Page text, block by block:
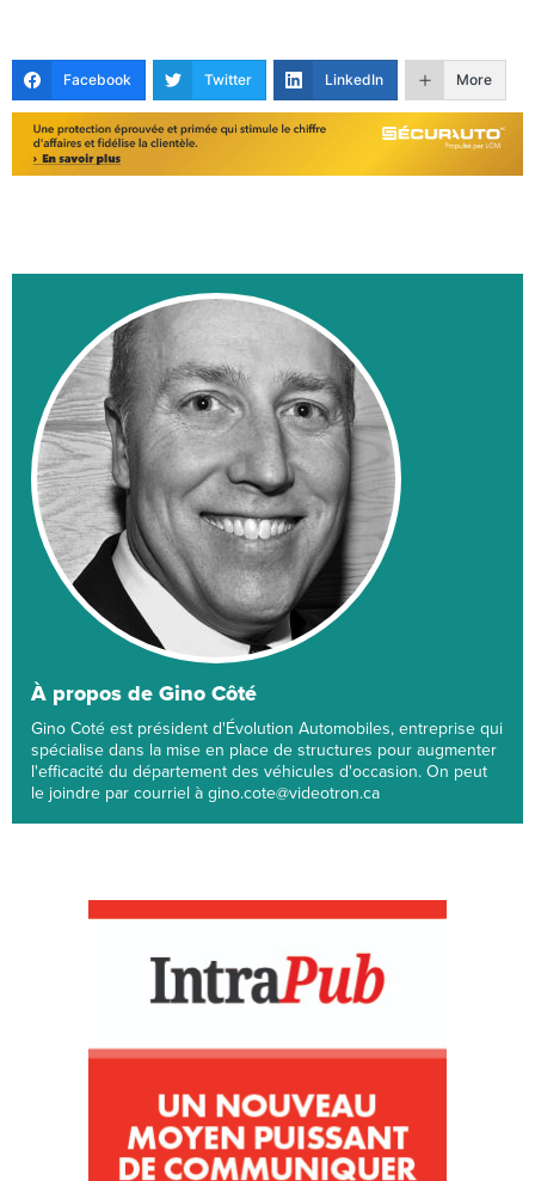
Facebook Twitter LinkedIn More
À propos de Gino Côté
Gino Coté est président d'Évolution Automobiles, entreprise qui
spécialise dans la mise en place de structures pour augmenter
l'efficacité du département des véhicules d'occasion. On peut
le joindre par courriel à gino.cote@videotron.ca